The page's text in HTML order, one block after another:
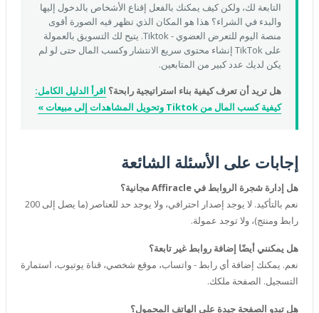
التابعة لك، ولكن كيف يمكنك بالفعل إقناع الأشخاص بالدخول إليها
والبدء في الشراء؟ هذا هو المكان الذي تظهر فيه الصورة أقوى
منصة اليوم للتعرض العضوي - Tiktok. يتيح لك التسويق بالعمولة
على TikTok إنشاء محتوى سريع الانتشار وكسب المال حتى لو لم
يكن لديك عدد كبير من المتابعين.
هل تريد أن تعرف كيفية بناء استراتيجية رابحة؟ اقرأ الدليل الكامل:
كيفية كسب المال من Tiktok وتحويل المشاهدات إلى مبيعات »
إجابات على الأسئلة الشائعة
هل إدارة شجرة الروابط في Affiracle مجانية؟
نعم بالتأكيد. لا يوجد إصدار احترافي، ولا يوجد حد للعناصر (ما يصل إلى 200
رابط ومنتج)، ولا توجد عمولة.
هل يمكنني أيضًا إضافة روابط غير تابعة؟
نعم. يمكنك إضافة أي رابط - واتساب، موقع شخصي، قناة يوتيوب، استمارة
التسجيل. الصفحة ملكك.
هل تبدو الصفحة جيدة على الهاتف المحمول؟